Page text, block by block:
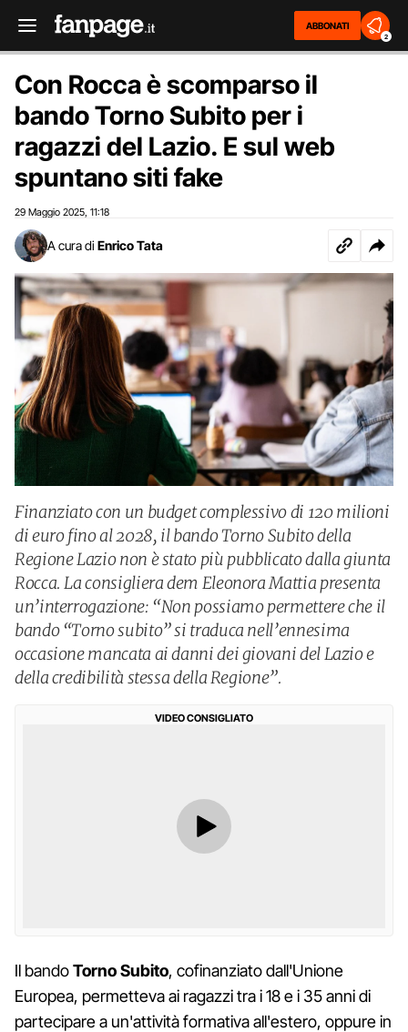
ABBONATI
2
Con Rocca è scomparso il
bando Torno Subito per i
ragazzi del Lazio. E sul web
spuntano siti fake
29 Maggio 2025 11:18
A cura di Enrico Tata
Finanziato con un budget complessivo di 120 milioni
di euro fino al 2028, il bando Torno Subito della
Regione Lazio non è stato più pubblicato dalla giunta
Rocca. La consigliera dem Eleonora Mattia presenta
un’interrogazione: “Non possiamo permettere che il
bando “Torno subito” si traduca nell’ennesima
occasione mancata ai danni dei giovani del Lazio e
della credibilità stessa della Regione”.
VIDEO CONSIGLIATO
Il bandoTorno Subito, cofinanziato dall'Unione
Europea, permetteva ai ragazzi tra i 18 e i 35 anni di
partecipare a un'attività formativa all'estero, oppure in